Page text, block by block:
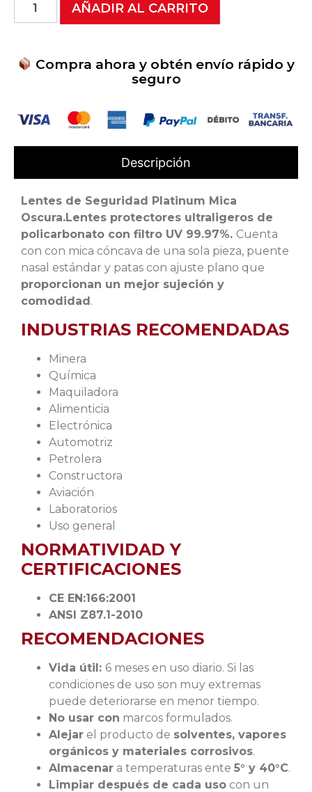
AÑADIR AL CARRITO
Compra ahora y obtén envío rápido y
seguro
Descripción
Lentes de Seguridad Platinum Mica
Oscura.Lentes protectores ultraligeros de
policarbonato con filtro UV 99.97%. Cuenta
con con mica cóncava de una sola pieza, puente
nasal estándar y patas con ajuste plano que
proporcionan un mejor sujeción y
comodidad .
INDUSTRIAS RECOMENDADAS
Minera
Química
Maquiladora
Alimenticia
Electrónica
Automotriz
Petrolera
Constructora
Aviación
Laboratorios
Uso general
NORMATIVIDAD Y
CERTIFICACIONES
CE EN:166:2001
ANSI Z87.1-2010
RECOMENDACIONES
Vida útil: 6 meses en uso diario. Si las
condiciones de uso son muy extremas
puede deteriorarse en menor tiempo.
No usar con marcos formulados.
Alejar el producto de solventes, vapores
orgánicos y materiales corrosivos.
Almacenar a temperaturas ente 5° y 40°C.
Limpiar después de cada uso con un